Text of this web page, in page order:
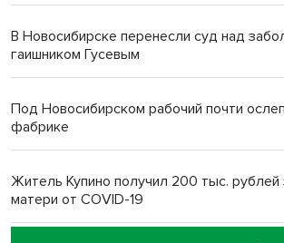
В Новосибирске перенесли суд над
гаишником Гусевым
Под Новосибирском рабочий почти
фабрике
Житель Купино получил 200 тыс. рублей
матери от COVID-19